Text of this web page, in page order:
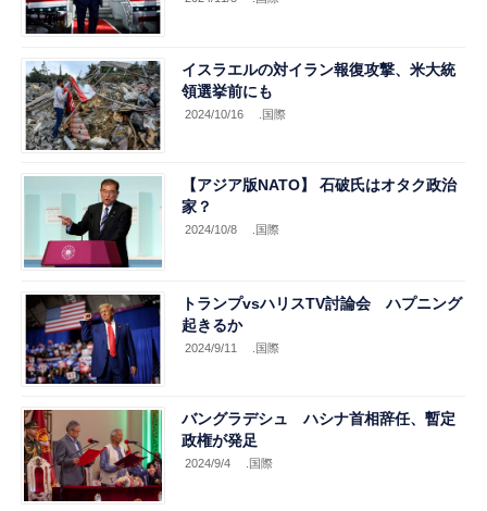
イスラエルの対イラン報復攻撃、米大統
領選挙前にも
2024/10/16 .国際
【アジア版NATO】 石破氏はオタク政治
家？
2024/10/8 .国際
トランプvsハリスTV討論会 ハプニング
起きるか
2024/9/11 .国際
バングラデシュ ハシナ首相辞任、暫定
政権が発足
2024/9/4 .国際